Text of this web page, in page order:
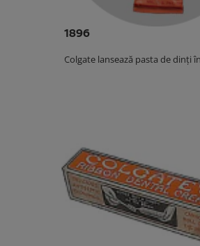
1896
Colgate lansează pasta de dinți